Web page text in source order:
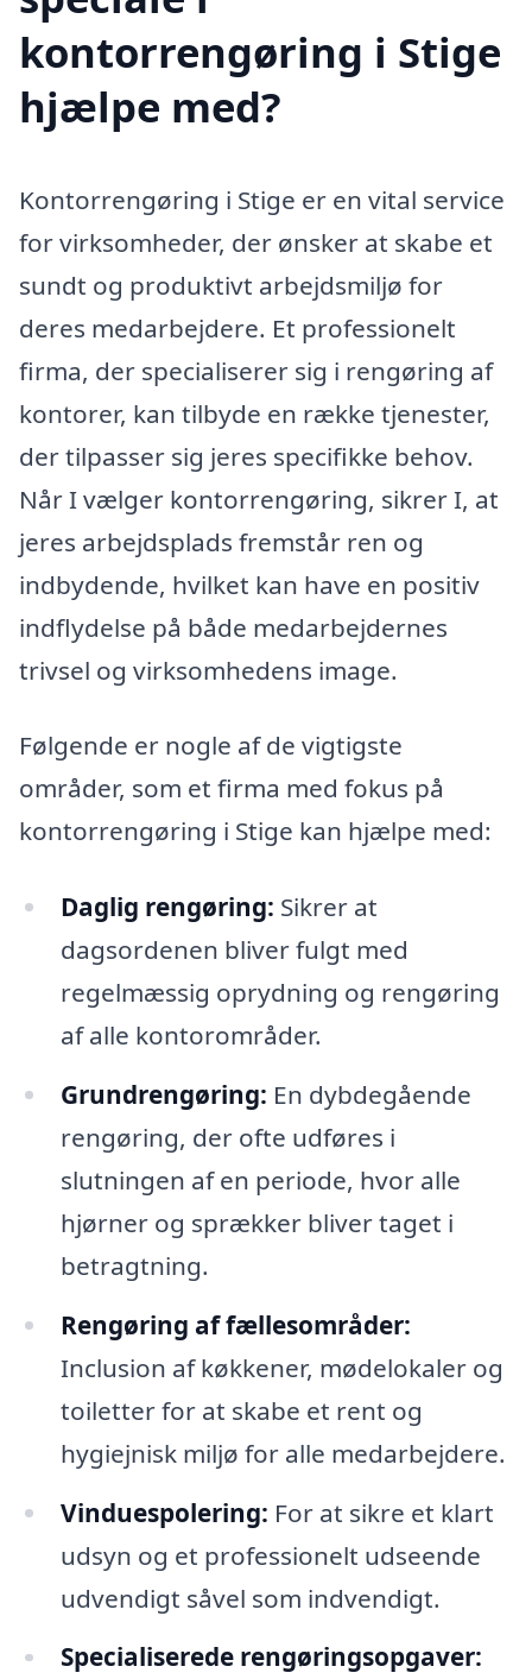
kontorrengøring i Stige
hjælpe med?
Kontorrengøring i Stige er en vital service
for virksomheder, der ønsker at skabe et
sundt og produktivt arbejdsmiljø for
deres medarbejdere. Et professionelt
firma, der specialiserer sig i rengøring af
kontorer, kan tilbyde en række tjenester,
der tilpasser sig jeres specifikke behov.
Når I vælger kontorrengøring, sikrer I, at
jeres arbejdsplads fremstår ren og
indbydende, hvilket kan have en positiv
indflydelse på både medarbejdernes
trivsel og virksomhedens image.
Følgende er nogle af de vigtigste
områder, som et firma med fokus på
kontorrengøring i Stige kan hjælpe med:
Daglig rengøring: Sikrer at
dagsordenen bliver fulgt med
regelmæssig oprydning og rengøring
af alle kontorområder.
Grundrengøring: En dybdegående
rengøring, der ofte udføres i
slutningen af en periode, hvor alle
hjørner og sprækker bliver taget i
betragtning.
Rengøring af fællesområder:
Inclusion af køkkener, mødelokaler og
toiletter for at skabe et rent og
hygiejnisk miljø for alle medarbejdere.
Vinduespolering: For at sikre et klart
udsyn og et professionelt udseende
udvendigt såvel som indvendigt.
Specialiserede rengøringsopgaver: